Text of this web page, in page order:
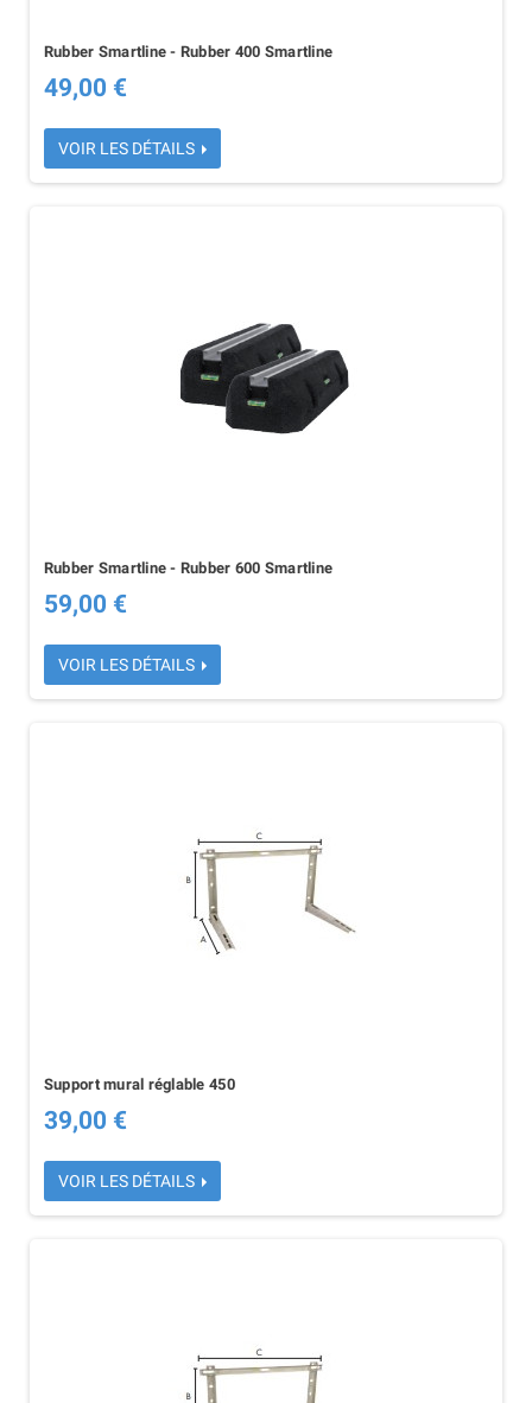
Rubber Smartline - Rubber 400 Smartline
49,00 €
VOIR LES DÉTAILS
Rubber Smartline - Rubber 600 Smartline
59,00 €
VOIR LES DÉTAILS
Support mural réglable 450
39,00 €
VOIR LES DÉTAILS